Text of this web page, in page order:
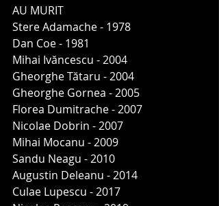
AU MURIT
Stere Adamache - 1978
Dan Coe - 1981
Mihai Ivăncescu - 2004
Gheorghe Tătaru - 2004
Gheorghe Gornea - 2005
Florea Dumitrache - 2007
Nicolae Dobrin - 2007
Mihai Mocanu - 2009
Sandu Neagu - 2010
Augustin Deleanu - 2014
Culae Lupescu - 2017